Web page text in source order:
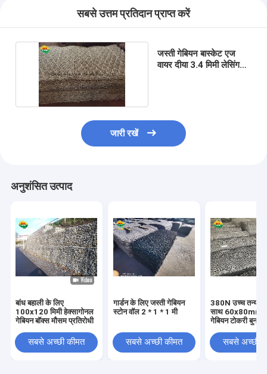
सबसे उत्तम प्रतिदान प्राप्त करें
जस्ती गेबियन बास्केट एज
वायर दीया 3.4 मिमी लेसिंग
जारी रखें
अनुशंसित उत्पाद
बांध बहाली के लिए
100x120 मिमी हेक्सागोनल
गेबियन बॉक्स मौसम प्रतिरोधी
सबसे अच्छी कीमत
गार्डन के लिए जस्ती गेबियन
स्टोन वॉल 2 * 1 * 1 मी
सबसे अच्छी कीमत
380N उच्च तन्यता
साथ 60x80mm
गेबियन टोकरी बुनाई
सबसे अच्छी